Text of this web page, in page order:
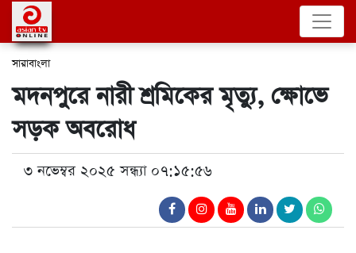
সারাবাংলা
মদনপুরে নারী শ্রমিকের মৃত্যু, ক্ষোভে
সড়ক অবরোধ
৩ নভেম্বর ২০২৫ সন্ধ্যা ০৭:১৫:৫৬